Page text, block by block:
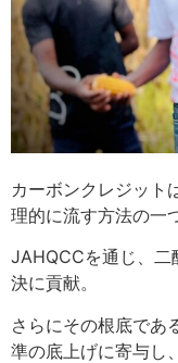
カーボンクレジット
理的に流す方法の一
JAHQCCを通じ、​二
決に貢献。​
さらにその根底であ
準の底上げに寄与し、